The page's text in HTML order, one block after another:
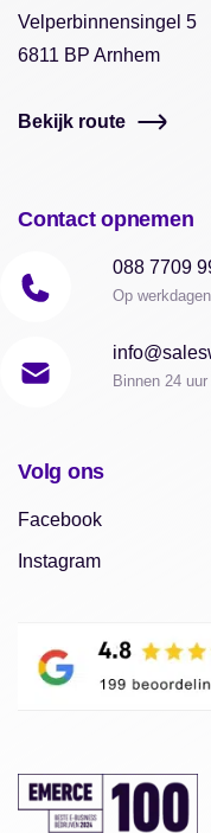
Velperbinnensingel 5
6811 BP Arnhem
Bekijk route
Contact opnemen
088 7709
Op
Binnen 24
Volg ons
Facebook
Instagram